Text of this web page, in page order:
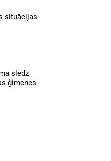
situācijas
slēdz
ģimenes